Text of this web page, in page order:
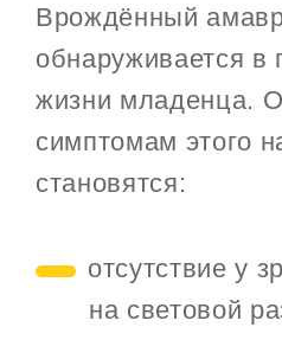
Врождённый
обнаруживается в
жизни младенца.
симптомам этого
становятся:
отсутствие у
на световой